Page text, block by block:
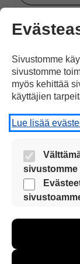
Jaa
Yksi
”2 500
Sivustomme
sivustomme
myös kehittää
käyttäjien
Lue lisää
sivustomme
Nämä
kehittää